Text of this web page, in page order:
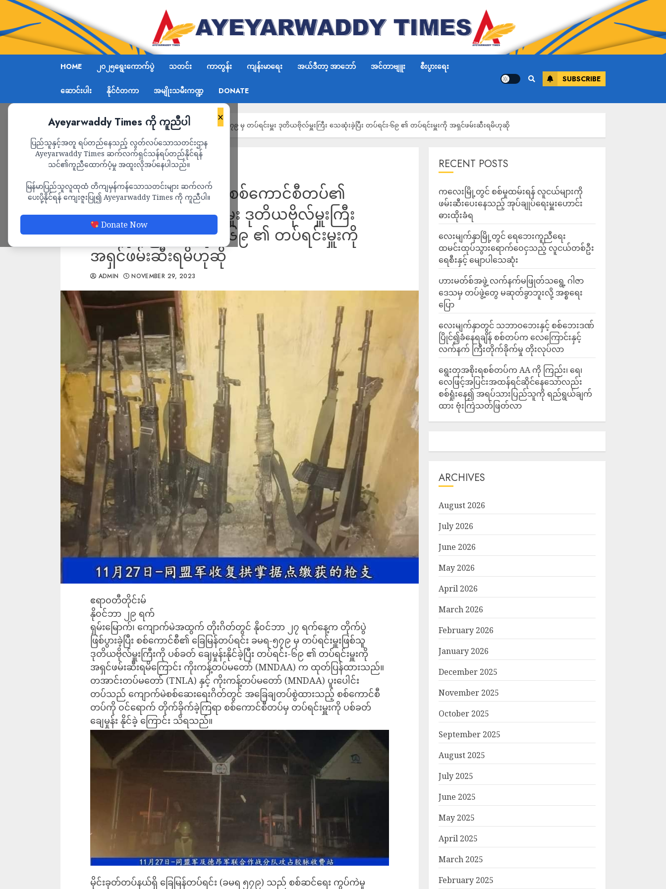
HOME ၂၀၂၅ရွေးကောက်ပွဲ သတင်း ကာတွန်း ကျန်းမာရေး အယ်ဒီတာ့ အာဘော် အင်တာဗျူး စီးပွားရေး
ဆောင်းပါး နိုင်ငံတကာ အမျိုးသမီးကဏ္ဍ DONATE
SUBSCRIBE
×
Ayeyarwaddy Times ကို ကူညီပါ
ပြည်သူနှင့်အတူ ရပ်တည်နေသည့် လွတ်လပ်သောသတင်းဌာန
Ayeyarwaddy Times ဆက်လက်ရှင်သန်ရပ်တည်နိုင်ရန်
သင်၏ကူညီထောက်ပံ့မှု အထူးလိုအပ်နေပါသည်။
မြန်မာပြည်သူလူထုထံ တိကျမှန်ကန်သောသတင်းများ ဆက်လက်
ပေးပို့နိုင်ရန် ကျေးဇူးပြု၍ Ayeyarwaddy Times ကို ကူညီပါ။
Donate Now
Home ကျောက်မဲတိုက်ပွဲတွင် စစ်ကောင်စီတပ်၏ ခမရ-၅၇၉ မှ တပ်ရင်းမှူး ဒုတိယဗိုလ်မှူးကြီး သေဆုံးခဲ့ပြီး တပ်ရင်း-၆၉ ၏ တပ်ရင်းမှူးကို အရှင်ဖမ်းဆီးရမိဟုဆို
သတင်း
ကျောက်မဲတိုက်ပွဲတွင် စစ်ကောင်စီတပ်၏
ခမရ-၅၇၉ မှ တပ်ရင်းမှူး ဒုတိယဗိုလ်မှူးကြီး
သေဆုံးခဲ့ပြီး တပ်ရင်း-၆၉ ၏ တပ်ရင်းမှူးကို
အရှင်ဖမ်းဆီးရမိဟုဆို
ADMIN NOVEMBER 29, 2023
ဧရာ၀တီတိုင်းမ်
နို၀င်ဘာ ၂၉ ရက်
ရှမ်းမြောက်၊ ကျောက်မဲအထွက် တိုးဂိတ်တွင် နို၀င်ဘာ ၂၇ ရက်နေ့က တိုက်ပွဲ
ဖြစ်ပွားခဲ့ပြီး စစ်ကောင်စီ၏ ခြေမြန်တပ်ရင်း ခမရ-၅၇၉ မှ တပ်ရင်းမှူးဖြစ်သူ
ဒုတိယဗိုလ်မှူးကြီးကို ပစ်ခတ် ချေမှုန်းနိုင်ခဲ့ပြီး တပ်ရင်း-၆၉ ၏ တပ်ရင်းမှူးကို
အရှင်ဖမ်းဆီးရမိကြောင်း ကိုးကန့်တပ်မတော် (MNDAA) က ထုတ်ပြန်ထားသည်။
တအာင်းတပ်မတော် (TNLA) နှင့် ကိုးကန့်တပ်မတော် (MNDAA) ပူးပေါင်း
တပ်သည် ကျောက်မဲစစ်ဆေးရေးဂိတ်တွင် အခြေချတပ်စွဲထားသည့် စစ်ကောင်စီ
တပ်ကို ၀င်ရောက် တိုက်ခိုက်ခဲ့ကြရာ စစ်ကောင်စီတပ်မှ တပ်ရင်းမှူးကို ပစ်ခတ်
ချေမှုန်း နိုင်ခဲ့ ကြောင်း သိရသည်။
မိုင်းခုတ်တပ်နယ်ရှိ ခြေမြန်တပ်ရင်း (ခမရ ၅၇၉) သည် စစ်ဆင်ရေး ကွပ်ကဲမှု
RECENT POSTS
ကလေးမြို့တွင် စစ်မှုထမ်းရန် လူငယ်များကို
ဖမ်းဆီးပေးနေသည့် အုပ်ချုပ်ရေးမှူးဟောင်း
ဓားထိုးခံရ
လေးမျက်နှာမြို့တွင် ရေဘေးကူညီရေး
ထမင်းထုပ်သွားရောက်ဝေငှသည့် လူငယ်တစ်ဦး
ရေစီးနှင့် မျောပါသေဆုံး
ဟားမတ်စ်အဖွဲ့ လက်နက်မဖြုတ်သရွေ့ ဂါဇာ
ဒေသမှ တပ်ဖွဲ့တွေ မဆုတ်ခွာဘူးလို့ အစ္စရေး
ပြော
‎လေးမျက်နှာတွင် သဘာဝဘေးနှင့် စစ်ဘေးဒဏ်
ပြိုင်၍ခံနေရချိန် စစ်တပ်က လေကြောင်းနှင့်
လက်နက် ကြီးတိုက်ခိုက်မှု တိုးလုပ်လာ
ရွေးတုအစိုးရစစ်တပ်က AA ကို ကြည်း၊ ရေ၊
လေဖြင့်အပြင်းအထန်ရင်ဆိုင်နေသော်လည်း
စစ်ရှုံးနေ၍ အရပ်သားပြည်သူကို ရည်ရွယ်ချက်
ထား ဗုံးကြဲသတ်ဖြတ်လာ
ARCHIVES
August 2026
July 2026
June 2026
May 2026
April 2026
March 2026
February 2026
January 2026
December 2025
November 2025
October 2025
September 2025
August 2025
July 2025
June 2025
May 2025
April 2025
March 2025
February 2025